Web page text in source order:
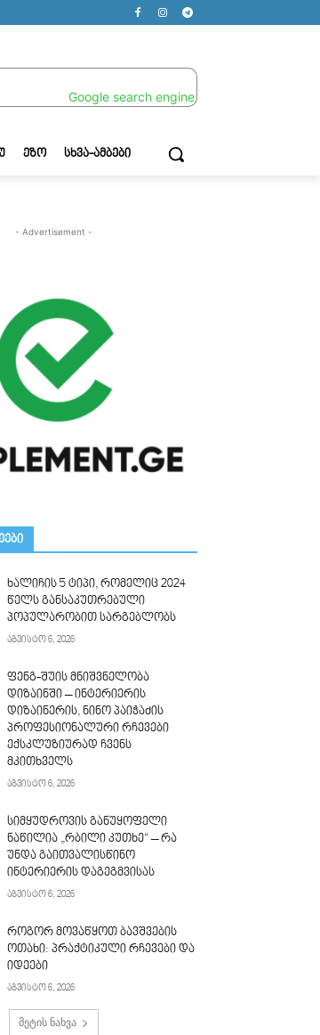
ᲔᲖᲝ ᲡᲮᲕᲐ-ᲐᲛᲑᲔᲑᲘ
- Advertisement -
ხალიჩის 5 ტიპი, რომელიც 2024
წელს განსაკუთრებული
პოპულარობით სარგებლობს
აგვისტო 6, 2026
ფენგ-შუის მნიშვნელობა
დიზაინში – ინტერიერის
დიზაინერის, ნინო პაიჭაძის
პროფესიონალური რჩევები
ექსკლუზიურად ჩვენს
მკითხველს
აგვისტო 6, 2026
სიმყუდროვის განუყოფელი
ნაწილია „რბილი კუთხე“ – რა
უნდა გაითვალისწინო
ინტერიერის დაგეგმვისას
აგვისტო 6, 2026
როგორ მოვაწყოთ ბავშვების
ოთახი: პრაქტიკული რჩევები და
იდეები
აგვისტო 6, 2026
მეტის ნახვა